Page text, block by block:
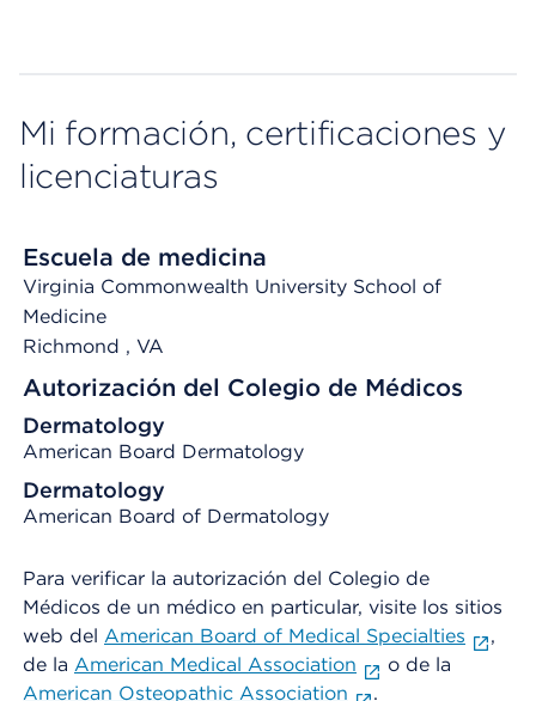
Mi formación, certificaciones y
licenciaturas
Escuela de medicina
Virginia Commonwealth University School of
Medicine
Richmond , VA
Autorización del Colegio de Médicos
Dermatology
American Board Dermatology
Dermatology
American Board of Dermatology
Para verificar la autorización del Colegio de
Médicos de un médico en particular, visite los sitios
web del American Board of Medical Specialties
,
de la American Medical Association
o de la
American Osteopathic Association
.